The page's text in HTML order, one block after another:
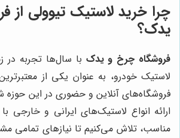
چرا خرید لاستیک تیوولی از
یدک؟
فروشگاه چرخ و یدک با سال‌ها تجربه در
لاستیک خودرو، به عنوان یکی از
فروشگاه‌های آنلاین و حضوری در این حوزه
ارائه انواع لاستیک‌های ایرانی و خارجی
مناسب، تلاش می‌کنیم تا نیازهای تمامی